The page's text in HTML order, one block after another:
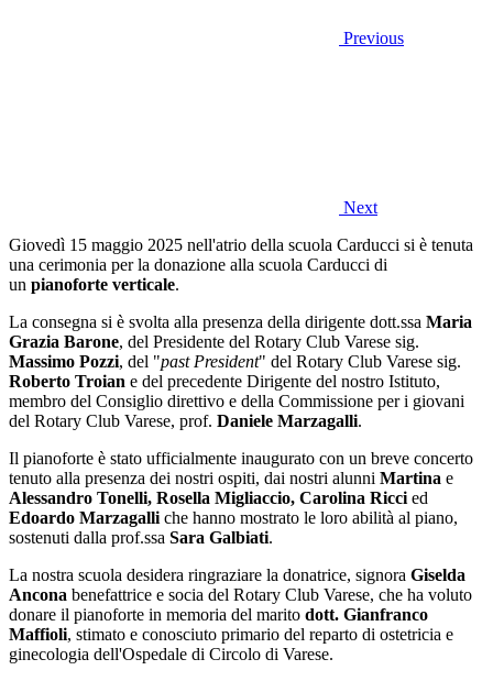
Previous
Next
Giovedì 15 maggio 2025 nell'atrio della scuola Carducci si è tenuta
una cerimonia per la donazione alla scuola Carducci di
un pianoforte verticale.
La consegna si è svolta alla presenza della dirigente dott.ssa Maria
Grazia Barone, del Presidente del Rotary Club Varese sig.
Massimo Pozzi, del "past President" del Rotary Club Varese sig.
Roberto Troian e del precedente Dirigente del nostro Istituto,
membro del Consiglio direttivo e della Commissione per i giovani
del Rotary Club Varese, prof. Daniele Marzagalli.
Il pianoforte è stato ufficialmente inaugurato con un breve concerto
tenuto alla presenza dei nostri ospiti, dai nostri alunni Martina e
Alessandro Tonelli, Rosella Migliaccio, Carolina Ricci ed
Edoardo Marzagalli che hanno mostrato le loro abilità al piano,
sostenuti dalla prof.ssa Sara Galbiati.
La nostra scuola desidera ringraziare la donatrice, signora Giselda
Ancona benefattrice e socia del Rotary Club Varese, che ha voluto
donare il pianoforte in memoria del marito dott. Gianfranco
Maffioli, stimato e conosciuto primario del reparto di ostetricia e
ginecologia dell'Ospedale di Circolo di Varese.